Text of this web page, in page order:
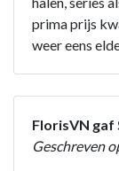
prima prijs
weer eens
FlorisVN gaf
Geschreven